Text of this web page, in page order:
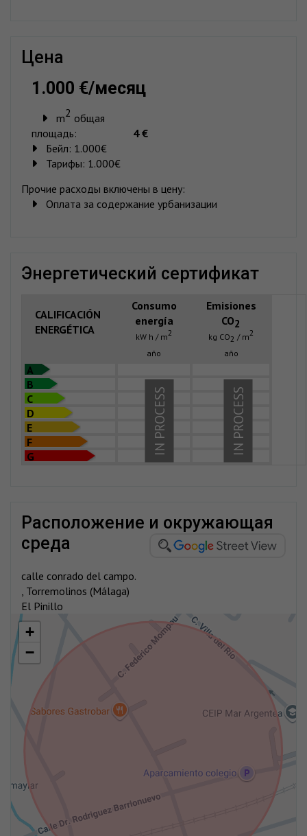
цена
1.000 €/месяц
m2 общая
площадь:
4 €
Бейл: 1.000€
Тарифы: 1.000€
Прочие расходы включены в цену:
Оплата за содержание урбанизации
энергетический сертификат
CALIFICACIÓN
ENERGÉTICA
Consumo
energía
kW h / m2
año
Emisiones
CO2
kg CO2 / m2
año
A
B
C
D
E
F
G
IN PROCESS
IN PROCESS
расположение и окружающая
среда
calle conrado del campo.
, Torremolinos (Málaga)
El Pinillo
+
−